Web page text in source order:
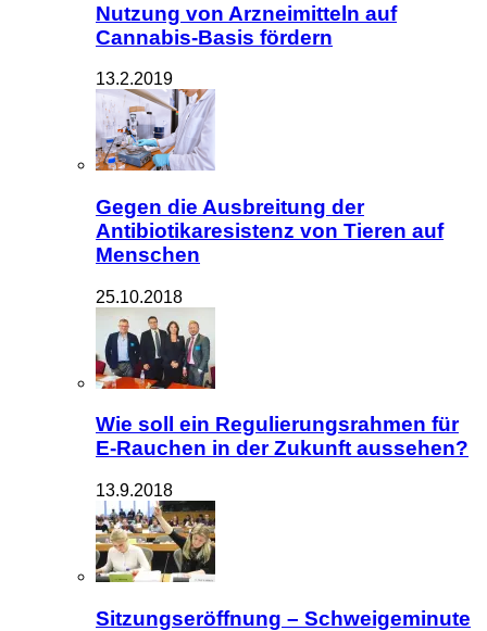
Nutzung von Arzneimitteln auf
Cannabis-Basis fördern
13.2.2019
Gegen die Ausbreitung der
Antibiotikaresistenz von Tieren auf
Menschen
25.10.2018
Wie soll ein Regulierungsrahmen für
E-Rauchen in der Zukunft aussehen?
13.9.2018
Sitzungseröffnung – Schweigeminute